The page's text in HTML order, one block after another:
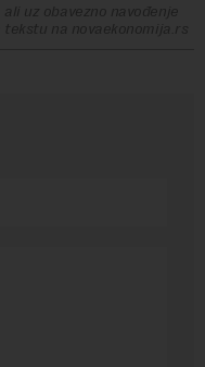
uz obavezno navođenje
na novaekonomija.rs